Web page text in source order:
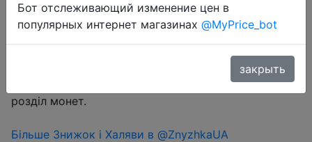
Перейти в магазин
Знижка монетками 83 Coins у додатку через
розділ монет.
Більше Знижок і Халяви в @ZnyzhkaUA
Бот отслеживающий изменение цен в
популярных интернет магазинах @MyPrice_bot
закрыть